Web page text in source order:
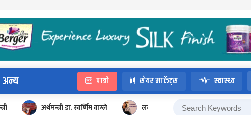
अन्य पात्रो सेयर मार्केट्स स्वास्थ्य
अर्थमन्त्री डा. स्वर्णिम वाग्ले लगानी बोर्ड